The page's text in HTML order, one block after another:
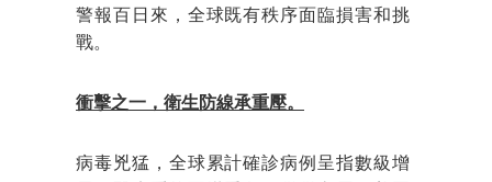
警報百日來，全球既有秩序面臨損害和挑
戰。
衝擊之一，衛生防線承重壓。
病毒兇猛，全球累計確診病例呈指數級增